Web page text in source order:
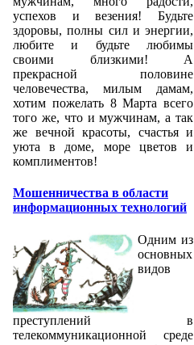
успехов и везения! Будьте
здоровы, полны сил и энергии,
любите и будьте любимы
своими близкими! А
прекрасной половине
человечества, милым дамам,
хотим пожелать 8 Марта всего
того же, что и мужчинам, а так
же вечной красоты, счастья и
уюта в доме, море цветов и
комплиментов!
Мошенничества в области
информационных технологий
Одним из
основных
видов
преступлений в
телекоммуникационной среде